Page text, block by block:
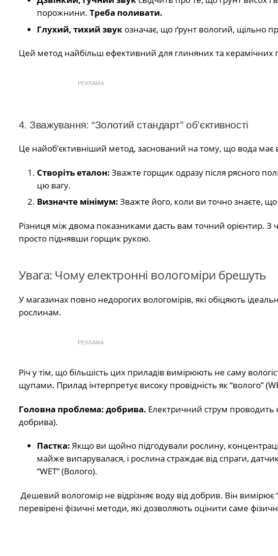
порожнини. Треба поливати.
Глухий, тихий звук означає, що ґрунт вологий, щільно
Цей метод найбільш ефективний для глиняних та керамічних
РЕКЛАМА
4. Зважування: “Золотий стандарт” об’єктивності
Це найоб’єктивніший метод, заснований на тому, що вода має
Створіть еталон: Зважте горщик одразу після рясного
цю вагу.
Визначте мінімум: Зважте його, коли ви точно знаєте,
Різниця між двома показниками дасть вам точний орієнтир.
просто піднявши горщик рукою.
Увага: Чому електронні вологоміри брешуть
У магазинах повно недорогих вологомірів, які обіцяють
рослинам.
РЕКЛАМА
Річ у тім, що більшість цих приладів вимірюють не саму
щупами. Прилад інтерпретує високу провідність як “волого”
Головна проблема: добрива. Електричний струм проводить
добрива).
Пастка: Якщо ви щойно підгодували рослину,
майже випарувалася, і рослина страждає від спраги,
“WET” (Волого).
Дешевий вологомір не відрізняє воду від добрив. Він вимірює
перевірені фізичні методи, які дозволяють оцінити саме